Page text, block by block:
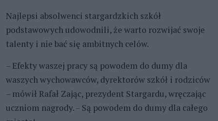
Najlepsi absolwenci stargardzkich szkół
podstawowych udowodnili, że warto rozwijać swoje
talenty i nie bać się ambitnych celów.
– Efekty waszej pracy są powodem do dumy dla
waszych wychowawców, dyrektorów szkół i rodziców
– mówił Rafał Zając, prezydent Stargardu, wręczając
uczniom nagrody. – Są powodem do dumy dla całego